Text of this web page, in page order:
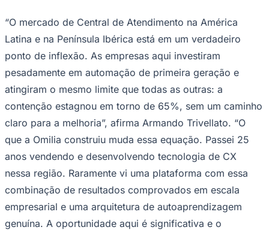
Premier League
La Liga
Mundial 2026
Times - Ir direto
“O mercado de Central de Atendimento na América
Latina e na Península Ibérica está em um verdadeiro
ponto de inflexão. As empresas aqui investiram
pesadamente em automação de primeira geração e
atingiram o mesmo limite que todas as outras: a
contenção estagnou em torno de 65%, sem um caminho
claro para a melhoria”, afirma Armando Trivellato. “O
que a Omilia construiu muda essa equação. Passei 25
anos vendendo e desenvolvendo tecnologia de CX
nessa região. Raramente vi uma plataforma com essa
combinação de resultados comprovados em escala
empresarial e uma arquitetura de autoaprendizagem
genuína. A oportunidade aqui é significativa e o